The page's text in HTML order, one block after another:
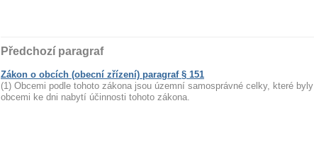
Předchozí paragraf
Zákon o obcích (obecní zřízení) paragraf § 151
(1) Obcemi podle tohoto zákona jsou územní samosprávné celky, které byly
obcemi ke dni nabytí účinnosti tohoto zákona.